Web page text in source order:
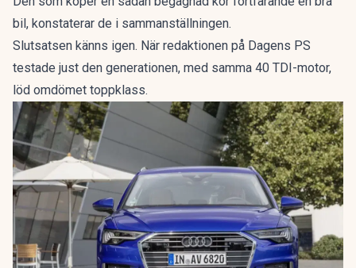
bil, konstaterar de i sammanställningen.
Slutsatsen känns igen. När redaktionen på Dagens PS
testade just den generationen, med samma 40 TDI-motor,
löd omdömet toppklass.